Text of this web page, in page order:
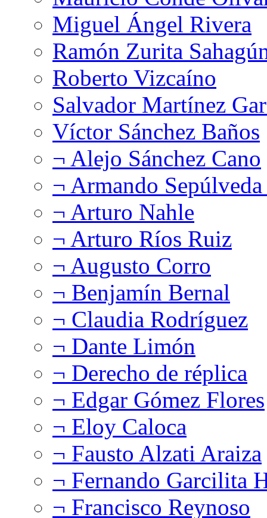
Miguel Ángel Rivera
Ramón Zurita
Roberto Vizcaíno
Salvador Martínez
Víctor Sánchez Baños
¬ Alejo Sánchez Cano
¬ Armando
¬ Arturo Nahle
¬ Arturo Ríos Ruiz
¬ Augusto Corro
¬ Benjamín Bernal
¬ Claudia Rodríguez
¬ Dante Limón
¬ Derecho de réplica
¬ Edgar Gómez Flores
¬ Eloy Caloca
¬ Fausto Alzati Araiza
¬ Fernando Garcilita
¬ Francisco Reynoso